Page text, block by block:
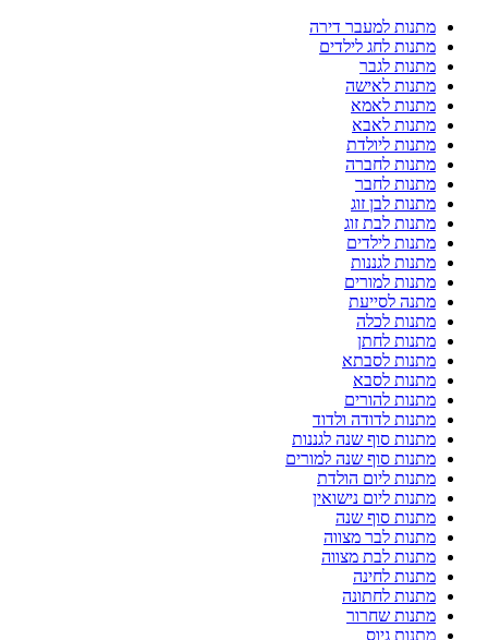
מתנות למעבר דירה
מתנות לחג לילדים
מתנות לגבר
מתנות לאישה
מתנות לאמא
מתנות לאבא
מתנות ליולדת
מתנות לחברה
מתנות לחבר
מתנות לבן זוג
מתנות לבת זוג
מתנות לילדים
מתנות לגננות
מתנות למורים
מתנה לסייעת
מתנות לכלה
מתנות לחתן
מתנות לסבתא
מתנות לסבא
מתנות להורים
מתנות לדודה ולדוד
מתנות סוף שנה לגננות
מתנות סוף שנה למורים
מתנות ליום הולדת
מתנות ליום נישואין
מתנות סוף שנה
מתנות לבר מצווה
מתנות לבת מצווה
מתנות לחינה
מתנות לחתונה
מתנות שחרור
מתנות גיוס